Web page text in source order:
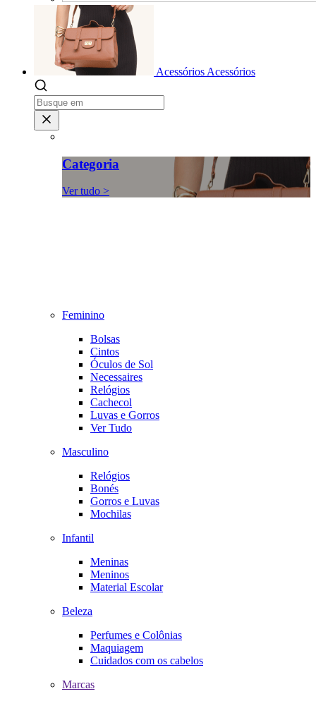
Acessórios Acessórios
Categoria
Ver tudo >
Feminino
Bolsas
Cintos
Óculos de Sol
Necessaires
Relógios
Cachecol
Luvas e Gorros
Ver Tudo
Masculino
Relógios
Bonés
Gorros e Luvas
Mochilas
Infantil
Meninas
Meninos
Material Escolar
Beleza
Perfumes e Colônias
Maquiagem
Cuidados com os cabelos
Marcas